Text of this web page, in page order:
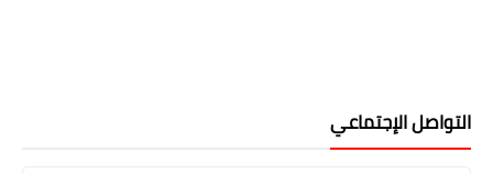
التواصل الإجتماعي